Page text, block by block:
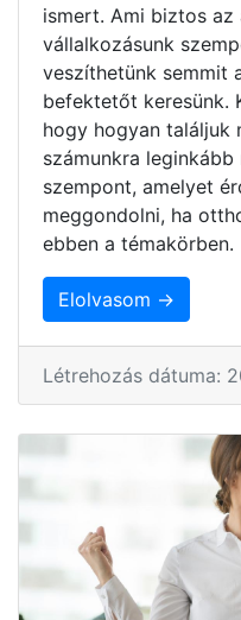
ismert. Ami biztos az
vállalkozásunk
veszíthetünk semmit
befektetőt keresünk.
hogy hogyan találjuk
számunkra
szempont, amelyet
meggondolni, ha
ebben a témakörben.
Elolvasom →
Létrehozás dátuma: